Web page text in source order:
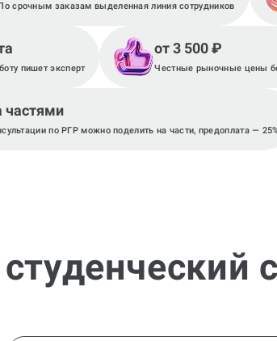
срочным заказам выделенная линия сотрудников
пишет эксперт
от 3 500 ₽
Честные рыночные цены
частями
по РГР можно поделить на части, предоплата —